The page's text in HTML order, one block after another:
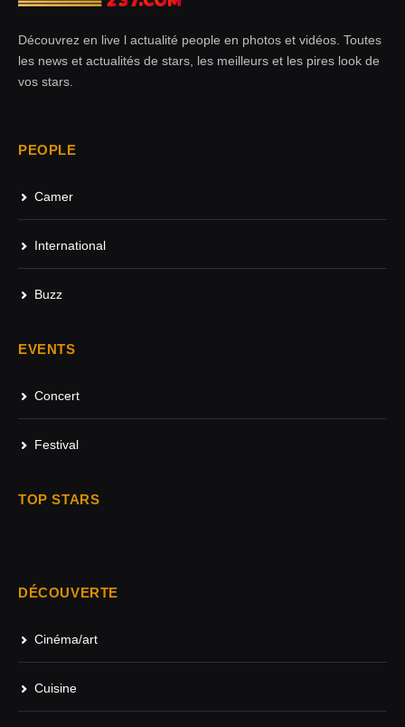
Découvrez en live l actualité people en photos et vidéos. Toutes
les news et actualités de stars, les meilleurs et les pires look de
vos stars.
PEOPLE
Camer
International
Buzz
EVENTS
Concert
Festival
TOP STARS
DÉCOUVERTE
Cinéma/art
Cuisine